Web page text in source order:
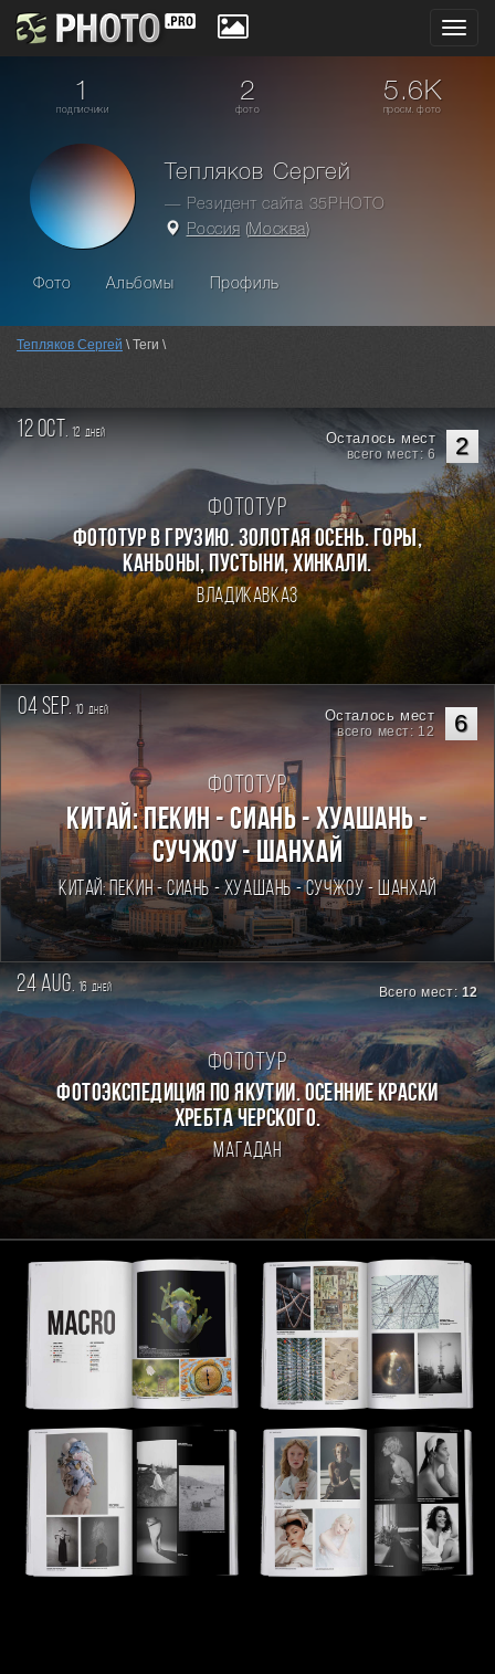
1
подписчики
2
фото
5.6K
просм. фото
Тепляков Сергей
— Резидент сайта 35PHOTO
Россия (Москва)
Фото Альбомы Профиль
Тепляков Сергей \ Теги \
12 oct. 12 дней 2
Осталось мест
всего мест: 6
Фототур
Фототур в Грузию. Золотая осень. Горы,
каньоны, пустыни, хинкали.
Владикавказ
04 sep. 10 дней 6
Осталось мест
всего мест: 12
Фототур
Китай: Пекин - Сиань - Хуашань -
Сучжоу - Шанхай
Китай: Пекин - Сиань - Хуашань - Сучжоу - Шанхай
24 aug. 16 дней Всего мест: 12
Фототур
ФОТОЭКСПЕДИЦИЯ ПО ЯКУТИИ. ОСЕННИЕ КРАСКИ
ХРЕБТА ЧЕРСКОГО.
Магадан